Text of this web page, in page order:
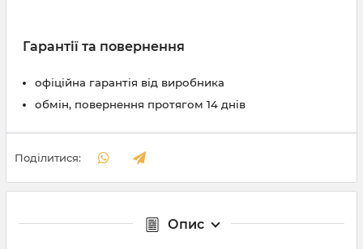
Гарантії та повернення
офіційна гарантія від виробника
обмін, повернення протягом 14 днів
Поділитися:
Опис